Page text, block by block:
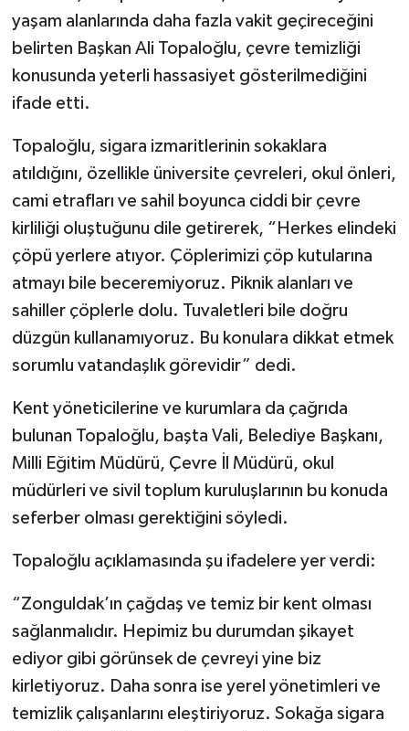
yaşam alanlarında daha fazla vakit geçireceğini
belirten Başkan Ali Topaloğlu, çevre temizliği
konusunda yeterli hassasiyet gösterilmediğini
ifade etti.
Topaloğlu, sigara izmaritlerinin sokaklara
atıldığını, özellikle üniversite çevreleri, okul önleri,
cami etrafları ve sahil boyunca ciddi bir çevre
kirliliği oluştuğunu dile getirerek, “Herkes elindeki
çöpü yerlere atıyor. Çöplerimizi çöp kutularına
atmayı bile beceremiyoruz. Piknik alanları ve
sahiller çöplerle dolu. Tuvaletleri bile doğru
düzgün kullanamıyoruz. Bu konulara dikkat etmek
sorumlu vatandaşlık görevidir” dedi.
Kent yöneticilerine ve kurumlara da çağrıda
bulunan Topaloğlu, başta Vali, Belediye Başkanı,
Milli Eğitim Müdürü, Çevre İl Müdürü, okul
müdürleri ve sivil toplum kuruluşlarının bu konuda
seferber olması gerektiğini söyledi.
Topaloğlu açıklamasında şu ifadelere yer verdi:
“Zonguldak’ın çağdaş ve temiz bir kent olması
sağlanmalıdır. Hepimiz bu durumdan şikayet
ediyor gibi görünsek de çevreyi yine biz
kirletiyoruz. Daha sonra ise yerel yönetimleri ve
temizlik çalışanlarını eleştiriyoruz. Sokağa sigara